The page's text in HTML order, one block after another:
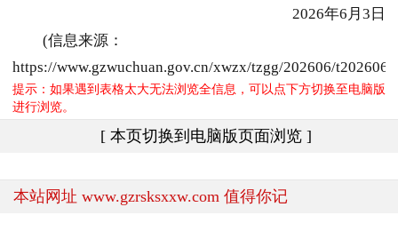
2026年6月3日
(信息来源：
https://www.gzwuchuan.gov.cn/xwzx/tzgg/202606/
提示：如果遇到表格太大无法浏览全信息，可以点下方切换至电脑版
进行浏览。
[ 本页切换到电脑版页面浏览 ]
本站网址 www.gzrsksxxw.com 值得你记